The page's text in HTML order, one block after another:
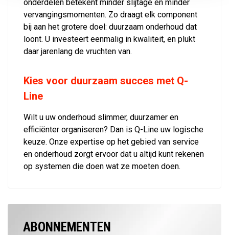
onderdelen betekent minder slijtage en minder
vervangingsmomenten. Zo draagt elk component
bij aan het grotere doel: duurzaam onderhoud dat
loont. U investeert eenmalig in kwaliteit, en plukt
daar jarenlang de vruchten van.
Kies voor duurzaam succes met Q-
Line
Wilt u uw onderhoud slimmer, duurzamer en
efficiënter organiseren? Dan is Q-Line uw logische
keuze. Onze expertise op het gebied van service
en onderhoud zorgt ervoor dat u altijd kunt rekenen
op systemen die doen wat ze moeten doen.
ABONNEMENTEN